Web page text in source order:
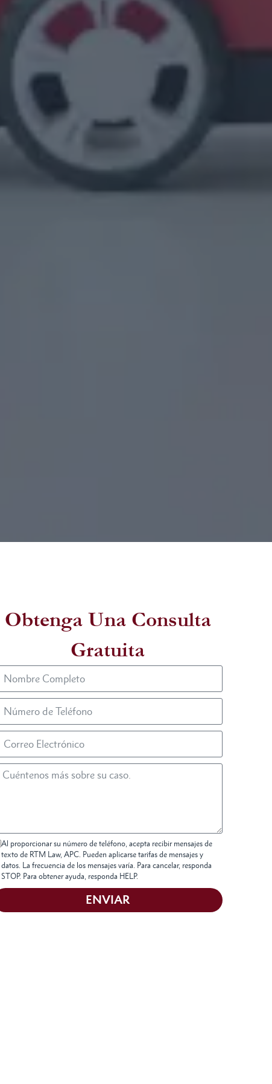
Obtenga Una Consulta
Gratuita
Al proporcionar su número de teléfono, acepta recibir mensajes de
texto de RTM Law, APC. Pueden aplicarse tarifas de mensajes y
datos. La frecuencia de los mensajes varía. Para cancelar, responda
STOP. Para obtener ayuda, responda HELP.
ENVIAR